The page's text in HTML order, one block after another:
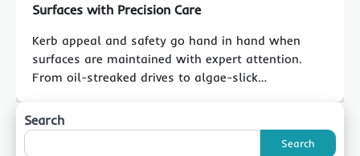
Surfaces with Precision Care
Kerb appeal and safety go hand in hand when
surfaces are maintained with expert attention.
From oil-streaked drives to algae-slick…
Search
Search